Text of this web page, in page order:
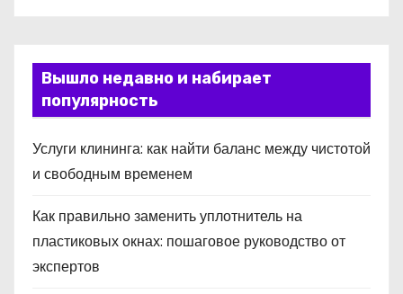
Вышло недавно и набирает
популярность
Услуги клининга: как найти баланс между чистотой
и свободным временем
Как правильно заменить уплотнитель на
пластиковых окнах: пошаговое руководство от
экспертов